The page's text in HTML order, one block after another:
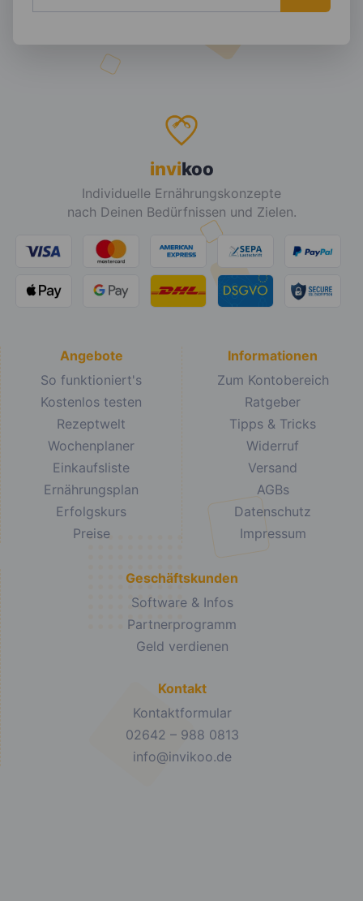
invikoo
Individuelle Ernährungskonzepte
nach Deinen Bedürfnissen und Zielen.
Angebote
So funktioniert's
Kostenlos testen
Rezeptwelt
Wochenplaner
Einkaufsliste
Ernährungsplan
Erfolgskurs
Preise
Informationen
Zum Kontobereich
Ratgeber
Tipps & Tricks
Widerruf
Versand
AGBs
Datenschutz
Impressum
Geschäftskunden
Software & Infos
Partnerprogramm
Geld verdienen
Kontakt
Kontaktformular
02642 – 988 0813
info@invikoo.de